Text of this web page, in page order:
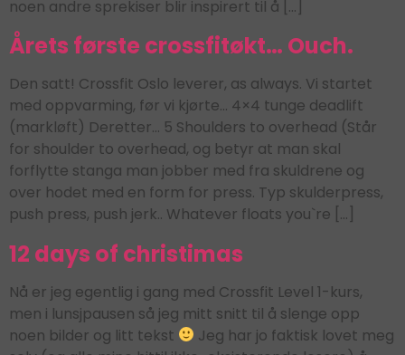
noen andre sprekiser blir inspirert til å […]
Årets første crossfitøkt… Ouch.
Den satt! Crossfit Oslo leverer, as always. Vi startet
med oppvarming, før vi kjørte… 4×4 tunge deadlift
(markløft) Deretter… 5 Shoulders to overhead (Står
for shoulder to overhead, og betyr at man skal
forflytte stanga man jobber med fra skuldrene og
over hodet med en form for press. Typ skulderpress,
push press, push jerk.. Whatever floats you`re […]
12 days of christimas
Nå er jeg egentlig i gang med Crossfit Level 1-kurs,
men i lunsjpausen så jeg mitt snitt til å slenge opp
noen bilder og litt tekst
Jeg har jo faktisk lovet meg